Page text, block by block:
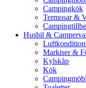
Campingkök
Termosar &
Husbil &
Markiser &
Kylskåp
Kök